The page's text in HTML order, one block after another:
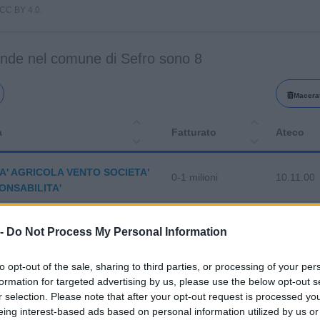
Do Not Process My Personal Information
opt-out of the sale, sharing to third parties, or processing of your
for targeted advertising by us, please use the below opt-out
selection. Please note that after your opt-out request is processed
interest-based ads based on personal information utilized by us
BY 4.0.
nel comune di Sefro sono 8
Fatturato Ateco
AGRICOLA VENTO SOCIETA'
0-1 milioni 10.11.00
DI ROSSI NICCOLA
AGRICOLA MIDEI DI MIDEI
11.11.00
41.20.00